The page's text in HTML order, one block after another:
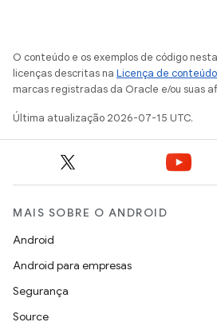
O conteúdo e os exemplos de código
licenças descritas na Licença de conteúdo
marcas registradas da Oracle e/ou suas
Última atualização 2026-07-15 UTC.
MAIS SOBRE O ANDROID
Android
Android para empresas
Segurança
Source